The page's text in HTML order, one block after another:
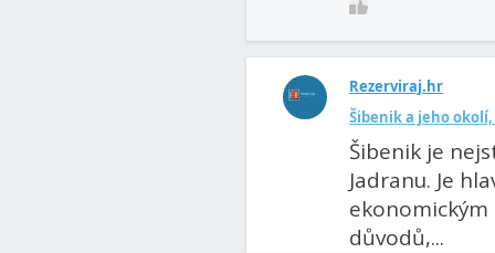
Rezerviraj.hr
Šibenik a jeho
Šibenik je
Jadranu. Je
důvodů,...